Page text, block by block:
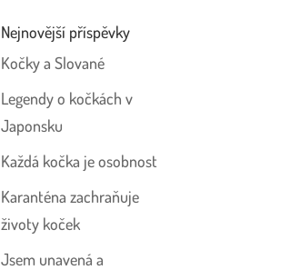
Nejnovější příspěvky
Kočky a Slované
Legendy o kočkách v
Japonsku
Každá kočka je osobnost
Karanténa zachraňuje
životy koček
Jsem unavená a